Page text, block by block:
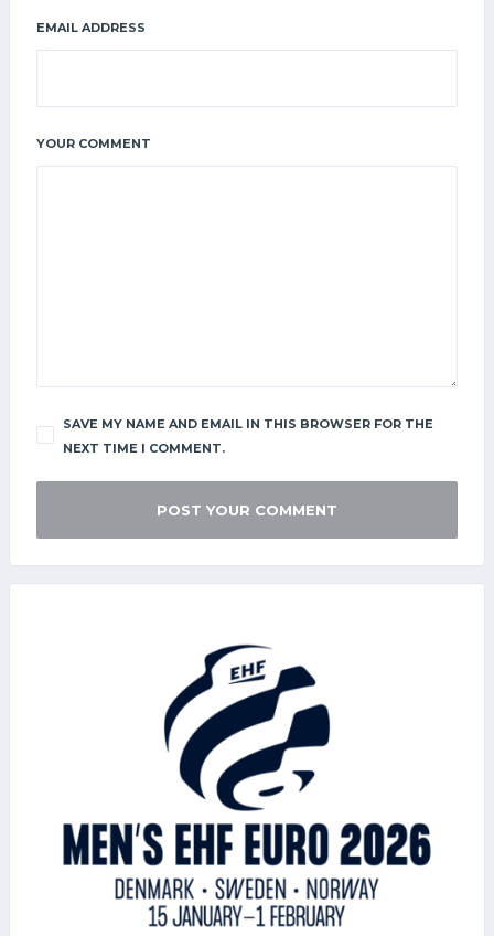
EMAIL ADDRESS
YOUR COMMENT
SAVE MY NAME AND EMAIL IN THIS BROWSER FOR THE
NEXT TIME I COMMENT.